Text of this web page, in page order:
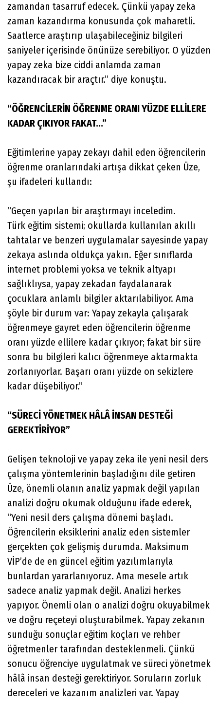
zamandan tasarruf edecek. Çünkü yapay zeka
zaman kazandırma konusunda çok maharetli.
Saatlerce araştırıp ulaşabileceğiniz bilgileri
saniyeler içerisinde önünüze serebiliyor. O yüzden
yapay zeka bize ciddi anlamda zaman
kazandıracak bir araçtır.” diye konuştu.
“ÖĞRENCİLERİN ÖĞRENME ORANI YÜZDE ELLİLERE
KADAR ÇIKIYOR FAKAT...”
Eğitimlerine yapay zekayı dahil eden öğrencilerin
öğrenme oranlarındaki artışa dikkat çeken Üze,
şu ifadeleri kullandı:
“Geçen yapılan bir araştırmayı inceledim.
Türk eğitim sistemi; okullarda kullanılan akıllı
tahtalar ve benzeri uygulamalar sayesinde yapay
zekaya aslında oldukça yakın. Eğer sınıflarda
internet problemi yoksa ve teknik altyapı
sağlıklıysa, yapay zekadan faydalanarak
çocuklara anlamlı bilgiler aktarılabiliyor. Ama
şöyle bir durum var: Yapay zekayla çalışarak
öğrenmeye gayret eden öğrencilerin öğrenme
oranı yüzde ellilere kadar çıkıyor; fakat bir süre
sonra bu bilgileri kalıcı öğrenmeye aktarmakta
zorlanıyorlar. Başarı oranı yüzde on sekizlere
kadar düşebiliyor.”
“SÜRECİ YÖNETMEK HÂLÂ İNSAN DESTEĞİ
GEREKTİRİYOR”
Gelişen teknoloji ve yapay zeka ile yeni nesil ders
çalışma yöntemlerinin başladığını dile getiren
Üze, önemli olanın analiz yapmak değil yapılan
analizi doğru okumak olduğunu ifade ederek,
“Yeni nesil ders çalışma dönemi başladı.
Öğrencilerin eksiklerini analiz eden sistemler
gerçekten çok gelişmiş durumda. Maksimum
VİP’de de en güncel eğitim yazılımlarıyla
bunlardan yararlanıyoruz. Ama mesele artık
sadece analiz yapmak değil. Analizi herkes
yapıyor. Önemli olan o analizi doğru okuyabilmek
ve doğru reçeteyi oluşturabilmek. Yapay zekanın
sunduğu sonuçlar eğitim koçları ve rehber
öğretmenler tarafından desteklenmeli. Çünkü
sonucu öğrenciye uygulatmak ve süreci yönetmek
hâlâ insan desteği gerektiriyor. Soruların zorluk
dereceleri ve kazanım analizleri var. Yapay